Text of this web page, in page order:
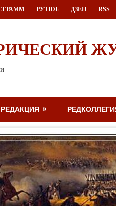
РУТЮБ ДЗЕН RSS
РЕДАКЦИЯ